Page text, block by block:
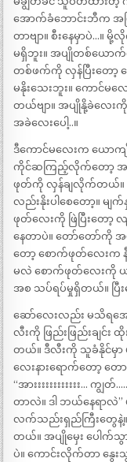
အောက်ခံဘောင်းဘီက အဖ
တာဗျာ။ စီးနေမှာပဲ…။
မရှိဘူး။ အပျိုတစ်ယောက်
တစ်ဖက်ကို လှန်ပြီးတော့
မနိုးသေးဘူး။ ကောင်မ
တယ်ဗျာ။ အပျိုနို့ခဲလေ
အခဲလေးပေါ့..။
ဒီကောင်မလေးက ယောက
ကိုင်ဆကြည့်လိုက်တော့ အရမ်
ဖုတ်ကို လှန်ချလိုက်တယ်။
လည်းနိုးပါစေတော့။ မျ
ဖုတ်လေးကို ဖြဲပြီးတော့
နေတာပဲ။ တော်တော်ကို
တော့ စောက်ဖုတ်လေးက
မလဲ စောက်ဖုတ်လေးကို ယ
အစ သပ်ရပ်မှုရှိတယ်။ ပြီး
ဆော်လေးလည်း မသိရအ
လီးကို ဖြည်းဖြည်းချင်
တယ်။ ဒီလီးကို သူခံနိုင်မှာ
လေးနားရောက်တော့ တ
“အားးးးးးးးးးးး…
တာလဲ။ ဒါ ဘယ်နေရာ
လက်သည်းရှည်ကြီးတွေ
တယ်။ အပျိုမှေး ပေါက်သွ
ပဲ။ ကောင်းလိုက်တာ နွေး